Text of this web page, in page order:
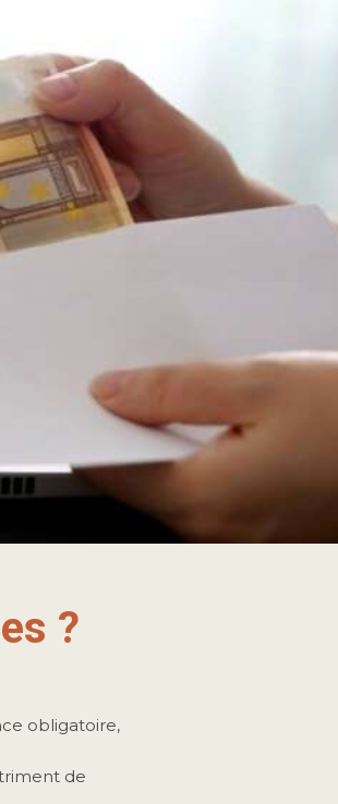
?
obligatoire,
de